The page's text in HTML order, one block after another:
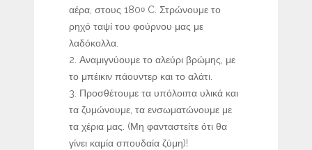
αέρα, στους 180ο C. Στρώνουμε το
ρηχό ταψί του φούρνου μας με
λαδόκολλα.
Αναμιγνύουμε το αλεύρι βρώμης, με
το μπέικιν πάουντερ και το αλάτι.
Προσθέτουμε τα υπόλοιπα υλικά και
τα ζυμώνουμε, τα ενσωματώνουμε με
τα χέρια μας. (Μη φανταστείτε ότι θα
γίνει καμία σπουδαία ζύμη)!